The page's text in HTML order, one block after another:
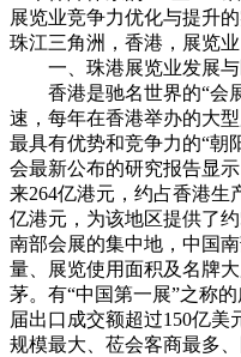
展览业竞争力优化与提
珠江三角洲，香港，展览
一、珠港展览业发展与
香港是驰名世界的“会展
速，每年在香港举办的大
最具有优势和竞争力的“朝
会最新公布的研究报告显
来264亿港元，约占香港生
亿港元，为该地区提供了
南部会展的集中地，中国
量、展览使用面积及名牌
茅。有“中国第一展”之称
届出口成交额超过150亿美
规模最大、莅会客商最多